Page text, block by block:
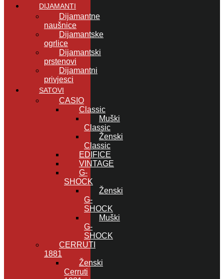
DIJAMANTI
Dijamantne
naušnice
Dijamantske
ogrlice
Dijamantski
prstenovi
Dijamantni
privjesci
SATOVI
CASIO
Classic
Muški
Classic
Ženski
Classic
EDIFICE
VINTAGE
G-
SHOCK
Ženski
G-
SHOCK
Muški
G-
SHOCK
CERRUTI
1881
Ženski
Cerruti